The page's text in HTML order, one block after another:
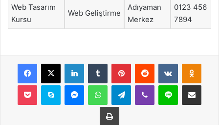
Web Tasarım
Kursu
Web Geliştirme
Adıyaman
Merkez
0123 456
7894
Facebook
X LinkedInTumblr PinterestReddit VKontakte
Pocket Skype MessengerWhatsAppTelegramViber Line E-Posta ile
Yazdır